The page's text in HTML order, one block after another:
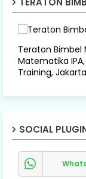
Teraton Bimbel
Matematika IPA,
Training,
SOCIAL